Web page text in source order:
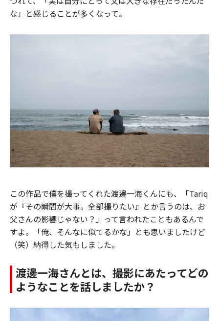
な」と感じることが多くなって。
この作品で僕を撮ってくれた渡邊一海くんにも、「Tariq
が『その瞬間が大事。全部撮りたい』とか言うのは、お
父さんの影響じゃない？」って言われたこともあるんで
すよ。「俺、そんなに似てるかな」とも思いましたけど
（笑）納得した気もしました。
渡邊一海さんとは、撮影にあたってどの
ようなことを話しましたか？